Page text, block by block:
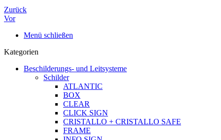
Zurück
Vor
Menü schließen
Kategorien
Beschilderungs- und Leitsysteme
Schilder
ATLANTIC
BOX
CLEAR
CLICK SIGN
CRISTALLO + CRISTALLO SAFE
FRAME